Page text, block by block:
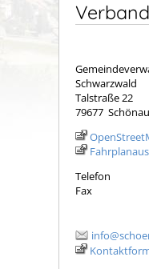
Schwarzwald
Talstraße 22
79677
Telefon
Fax